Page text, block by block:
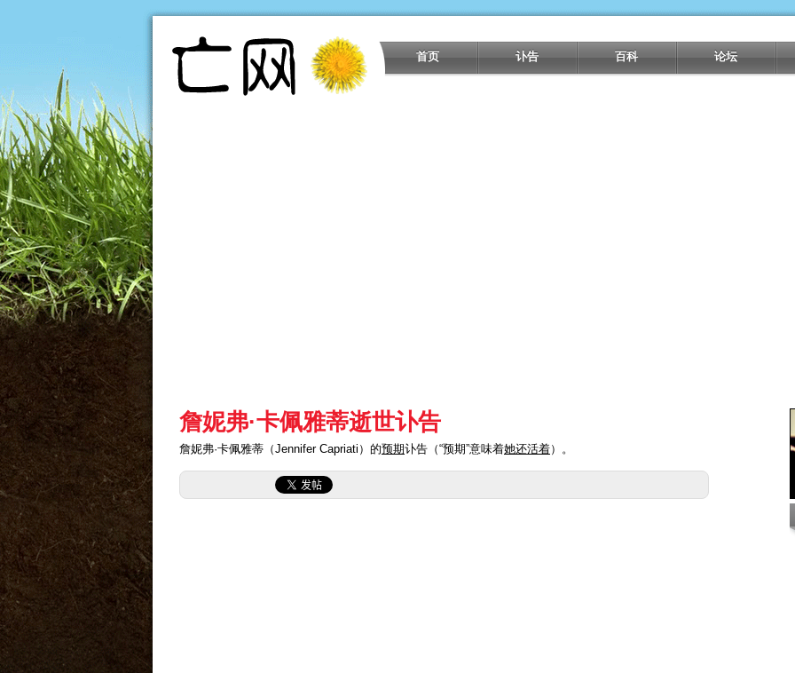
首页 讣告 百科 论坛
詹妮弗·卡佩雅蒂逝世讣告
詹妮弗·卡佩雅蒂（Jennifer Capriati）的预期讣告（“预期”意味着她还活着）。